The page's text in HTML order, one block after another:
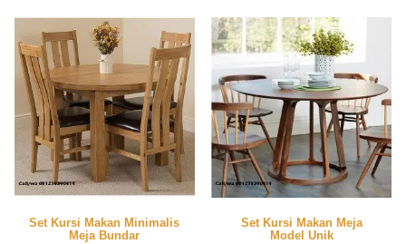
Set Kursi Makan Minimalis
Meja Bundar
Set Kursi Makan Meja
Model Unik